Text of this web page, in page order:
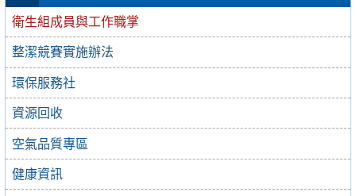
衛生組成員與工作職掌
整潔競賽實施辦法
環保服務社
資源回收
空氣品質專區
健康資訊